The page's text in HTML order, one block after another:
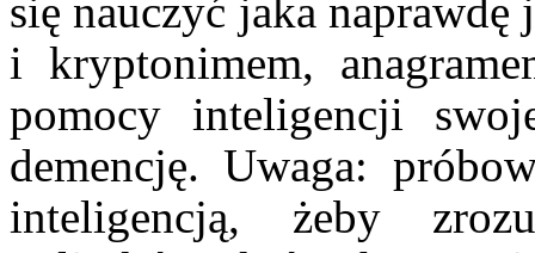
się nauczyć jaka
i kryptonimem,
pomocy inteligencji
demencję. Uwaga:
inteligencją, żeby